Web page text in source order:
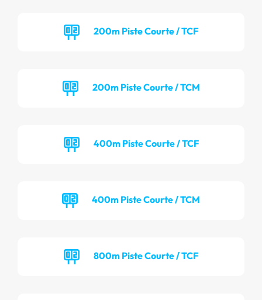
200m Piste Courte / TCF
200m Piste Courte / TCM
400m Piste Courte / TCF
400m Piste Courte / TCM
800m Piste Courte / TCF